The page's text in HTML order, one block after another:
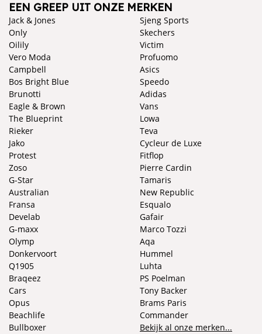
EEN GREEP UIT ONZE MERKEN
Jack & Jones
Only
Oilily
Vero Moda
Campbell
Bos Bright Blue
Brunotti
Eagle & Brown
The Blueprint
Rieker
Jako
Protest
Zoso
Sjeng Sports
Skechers
Victim
Profuomo
Asics
Speedo
Adidas
Vans
Lowa
Teva
Cycleur de Luxe
Fitflop
Pierre Cardin
G-Star
Australian
Fransa
Develab
G-maxx
Olymp
Donkervoort
Q1905
Braqeez
Cars
Opus
Beachlife
Bullboxer
Tamaris
New Republic
Esqualo
Gafair
Marco Tozzi
Aqa
Hummel
Luhta
PS Poelman
Tony Backer
Brams Paris
Commander
Bekijk al onze merken...